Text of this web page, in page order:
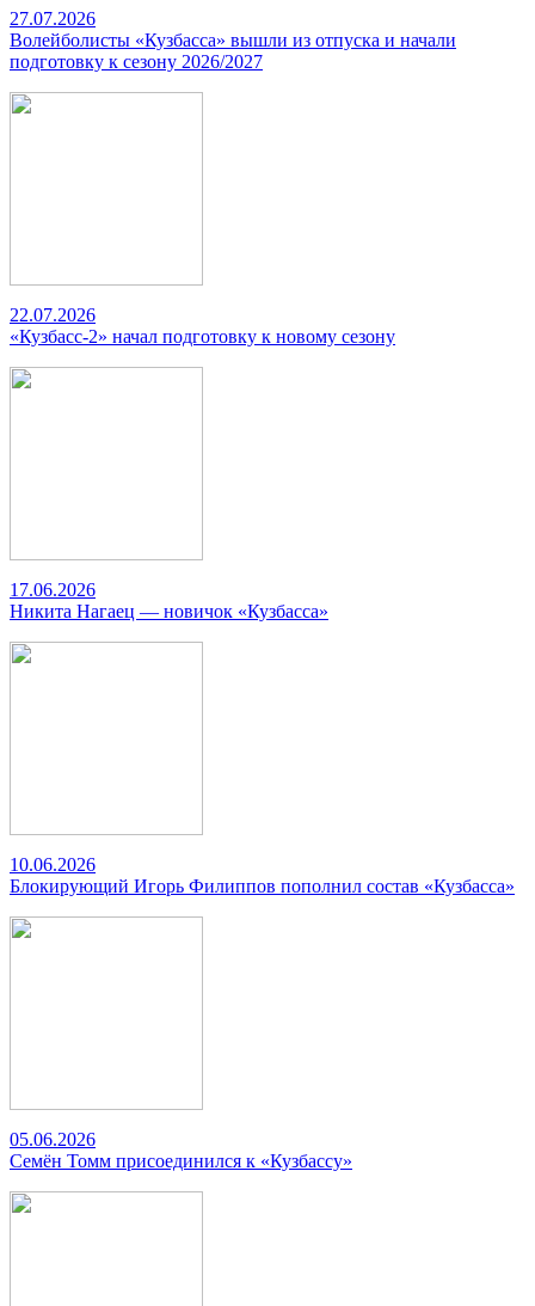
27.07.2026
Волейболисты «Кузбасса» вышли из отпуска и начали
подготовку к сезону 2026/2027
22.07.2026
«Кузбасс-2» начал подготовку к новому сезону
17.06.2026
Никита Нагаец — новичок «Кузбасса»
10.06.2026
Блокирующий Игорь Филиппов пополнил состав «Кузбасса»
05.06.2026
Семён Томм присоединился к «Кузбассу»